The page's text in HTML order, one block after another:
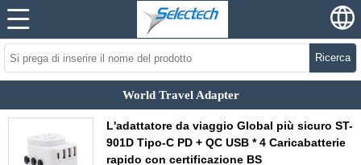
Ricerca
World Travel Adapter
L'adattatore da viaggio Global più sicuro ST-
901D Tipo-C PD + QC USB * 4 Caricabatterie
rapido con certificazione BS